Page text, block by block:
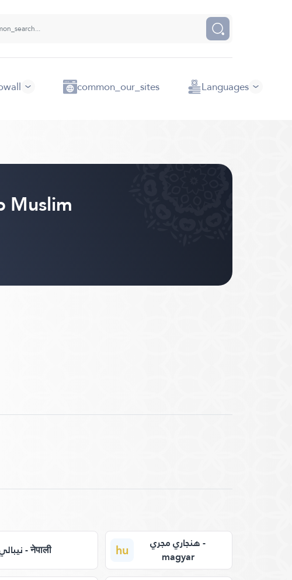
common_our_sites Languages
Muslim
نيبالي - नेपाली hu
هنجاري مجري -
magyar